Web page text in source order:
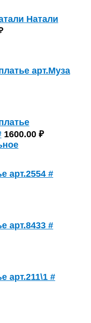
Натали
арт.Муза
1600.00 ₽
арт.2554 #
арт.8433 #
арт.211\1 #